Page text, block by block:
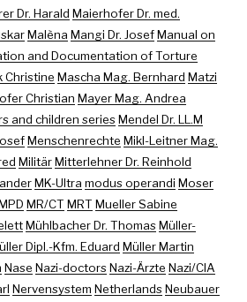
Dr. Harald Maierhofer Dr. med.
Malèna Mangi Dr. JosefManual on
and Documentation of Torture
Christine Mascha Mag. Bernhard Matzi
Christian Mayer Mag. Andrea
and children seriesMendel Dr. LL.M
Menschenrechte Mikl-Leitner Mag.
MilitärMitterlehner Dr. Reinhold
MK-Ultra modus operandi Moser
MR/CT MRT Mueller Sabine
Mühlbacher Dr. ThomasMüller-
Dipl.-Kfm. Eduard Müller Martin
Nase Nazi-doctorsNazi-Ärzte Nazi/CIA
Nervensystem NetherlandsNeubauer